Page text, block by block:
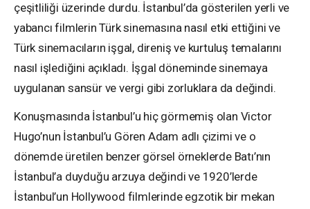
çeşitliliği üzerinde durdu. İstanbul’da gösterilen yerli ve
yabancı filmlerin Türk sinemasına nasıl etki ettiğini ve
Türk sinemacıların işgal, direniş ve kurtuluş temalarını
nasıl işlediğini açıkladı. İşgal döneminde sinemaya
uygulanan sansür ve vergi gibi zorluklara da değindi.
Konuşmasında İstanbul’u hiç görmemiş olan Victor
Hugo’nun İstanbul’u Gören Adam adlı çizimi ve o
dönemde üretilen benzer görsel örneklerde Batı’nın
İstanbul’a duyduğu arzuya değindi ve 1920’lerde
İstanbul’un Hollywood filmlerinde egzotik bir mekan